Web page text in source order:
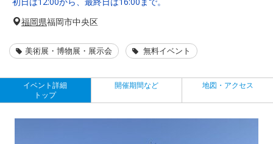
福岡県福岡市中央区
美術展・博物展・展示会 無料イベント
イベント詳細
トップ
開催期間など 地図・アクセス